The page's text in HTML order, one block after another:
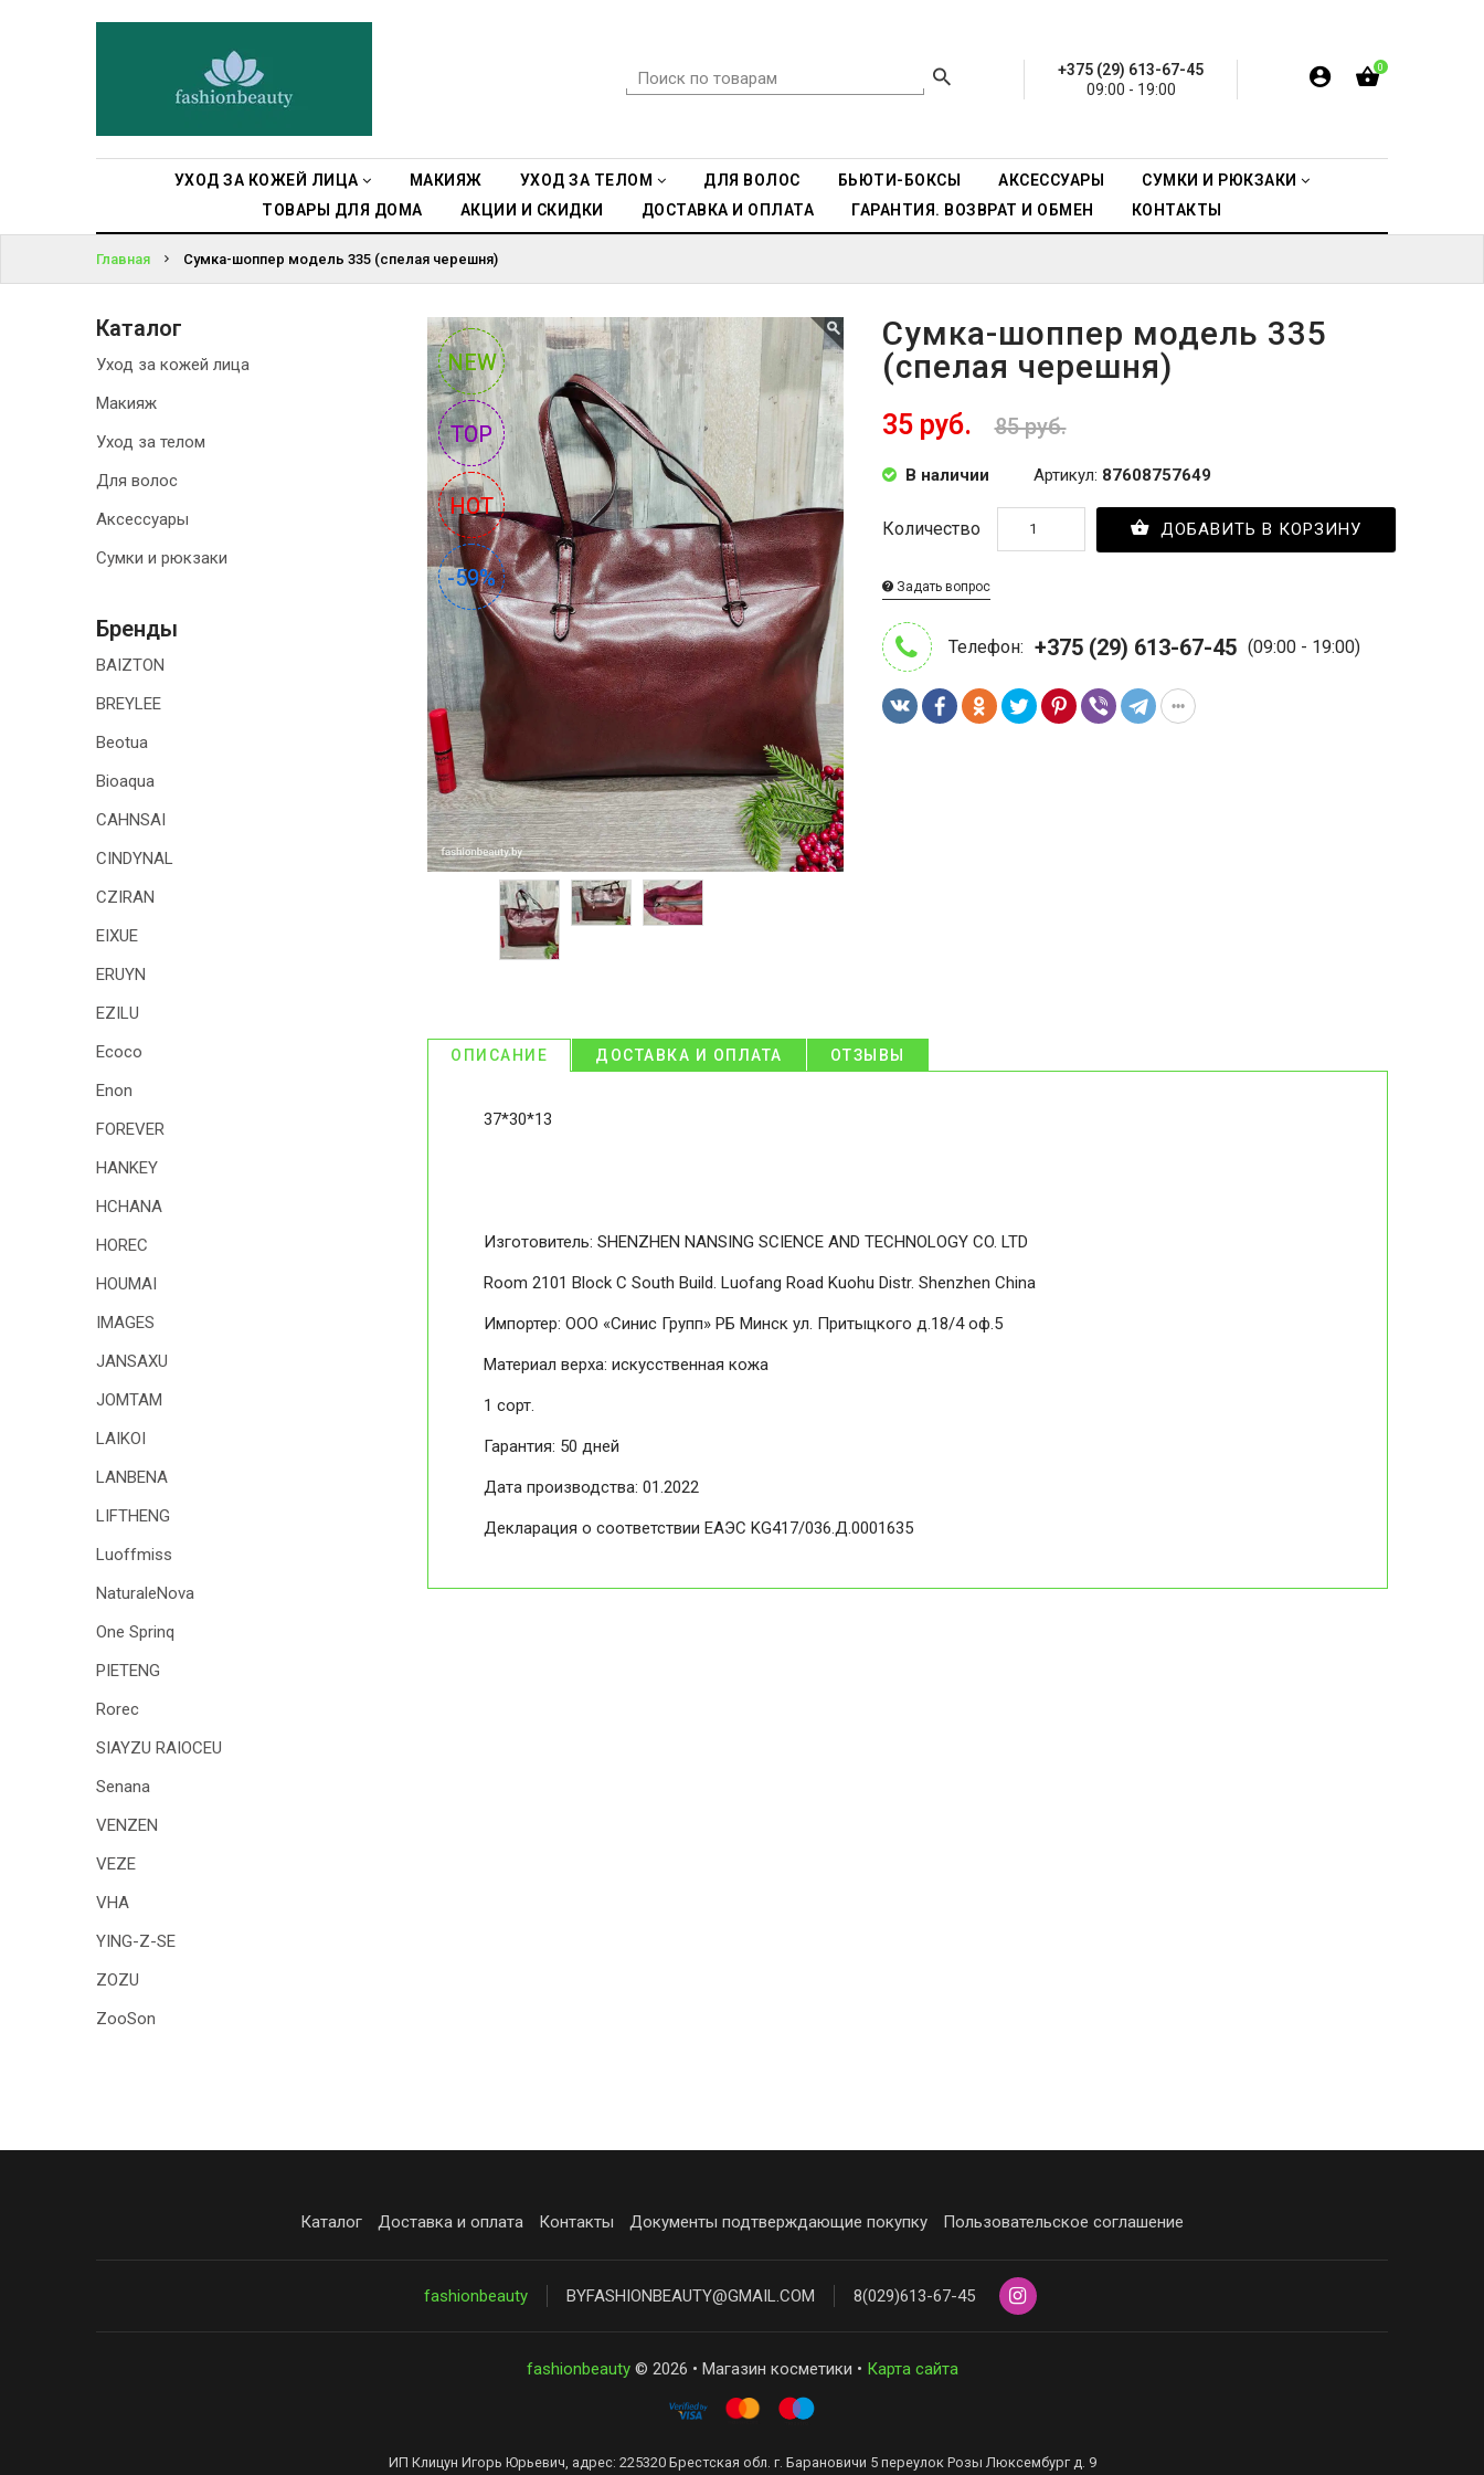
+375 (29) 613-67-45
09:00 - 19:00
0
УХОД ЗА КОЖЕЙ ЛИЦА МАКИЯЖ УХОД ЗА ТЕЛОМ ДЛЯ ВОЛОС БЬЮТИ-БОКСЫ АКСЕССУАРЫ
СУМКИ И РЮКЗАКИ
ТОВАРЫ ДЛЯ ДОМА
АКЦИИ И СКИДКИ ДОСТАВКА И ОПЛАТА ГАРАНТИЯ. ВОЗВРАТ И ОБМЕН КОНТАКТЫ
ДЛЯ ВОЛОС
ТОВАРЫ ДЛЯ
ВОЗВРАТ И
КОНТАКТЫ
ВОЙТИ
ПАРОЛЬ?
Главная Сумка-шоппер модель 335 (спелая черешня)
NEW
TOP
HOT
-59%
NEW
TOP
HOT
-59%
Сумка-шоппер модель 335
(спелая черешня)
35 руб. 85 руб.
В наличии Артикул: 87608757649
Количество ДОБАВИТЬ В КОРЗИНУ
Задать вопрос
Телефон: +375 (29) 613-67-45 (09:00 - 19:00)
ОПИСАНИЕ ДОСТАВКА И ОПЛАТА ОТЗЫВЫ
37*30*13
Изготовитель: SHENZHEN NANSING SCIENCE AND TECHNOLOGY CO. LTD
Room 2101 Block C South Build. Luofang Road Kuohu Distr. Shenzhen China
Импортер: ООО «Синис Групп» РБ Минск ул. Притыцкого д.18/4 оф.5
Материал верха: искусственная кожа
1 сорт.
Гарантия: 50 дней
Дата производства: 01.2022
Декларация о соответствии ЕАЭС KG417/036.Д.0001635
Каталог
Уход за кожей лица
Макияж
Уход за телом
Для волос
Аксессуары
Сумки и рюкзаки
Бренды
BAIZTON
BREYLEE
Beotua
Bioaqua
CAHNSAI
CINDYNAL
CZIRAN
EIXUE
ERUYN
EZILU
Ecoco
Enon
FOREVER
HANKEY
HCHANA
HOREC
HOUMAI
IMAGES
JANSAXU
JOMTAM
LAIKOI
LANBENA
LIFTHENG
Luoffmiss
NaturaleNova
One Sprinq
PIETENG
Rorec
SIAYZU RAIOCEU
Senana
VENZEN
VEZE
VHA
YING-Z-SE
ZOZU
ZooSon
Каталог Доставка и оплата Контакты Документы подтверждающие покупку Пользовательское соглашение
fashionbeauty BYFASHIONBEAUTY@GMAIL.COM 8(029)613-67-45
fashionbeauty© 2026 • Магазин косметики • Карта сайта
ИП Клицун Игорь Юрьевич, адрес: 225320 Брестская обл. г. Барановичи 5 переулок Розы Люксембург д. 9